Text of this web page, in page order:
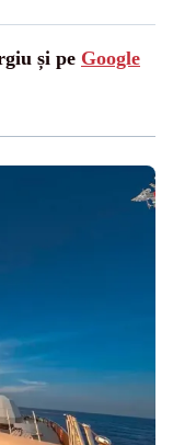
și pe Google